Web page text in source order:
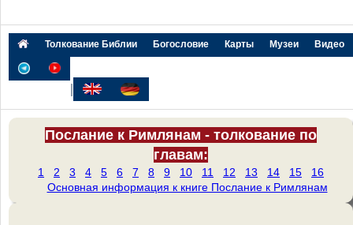
Толкование Библии Богословие Карты Музеи Видео
|
Послание к Римлянам - толкование по
главам:
1 2 3 4 5 6 7 8 9 10 11 12 13 14 15
16
Основная информация к книге Послание к Римлянам